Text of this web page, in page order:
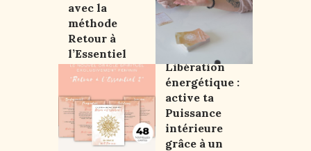
À PROPOS
MA MÉTHODE
BOUTIQUE
BLOG
PANIER
avec la
méthode
Retour à
l’Essentiel
Oracle de
Libération
énergétique :
active ta
Puissance
intérieure
grâce à un